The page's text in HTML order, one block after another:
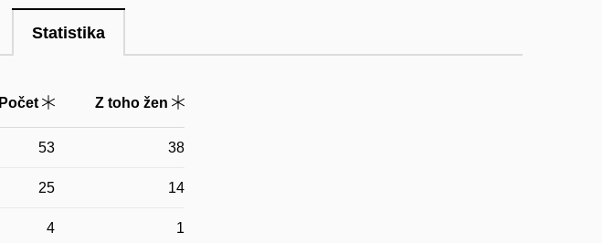
Statistika
Počet Z toho žen
53 38
25 14
4 1